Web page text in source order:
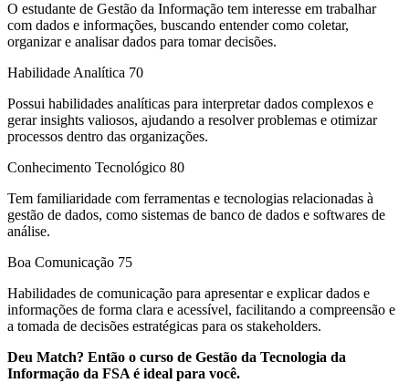
O estudante de Gestão da Informação tem interesse em trabalhar
com dados e informações, buscando entender como coletar,
organizar e analisar dados para tomar decisões.
Habilidade Analítica 70
Possui habilidades analíticas para interpretar dados complexos e
gerar insights valiosos, ajudando a resolver problemas e otimizar
processos dentro das organizações.
Conhecimento Tecnológico 80
Tem familiaridade com ferramentas e tecnologias relacionadas à
gestão de dados, como sistemas de banco de dados e softwares de
análise.
Boa Comunicação 75
Habilidades de comunicação para apresentar e explicar dados e
informações de forma clara e acessível, facilitando a compreensão e
a tomada de decisões estratégicas para os stakeholders.
Deu Match? Então o curso de Gestão da Tecnologia da
Informação da FSA é ideal para você.